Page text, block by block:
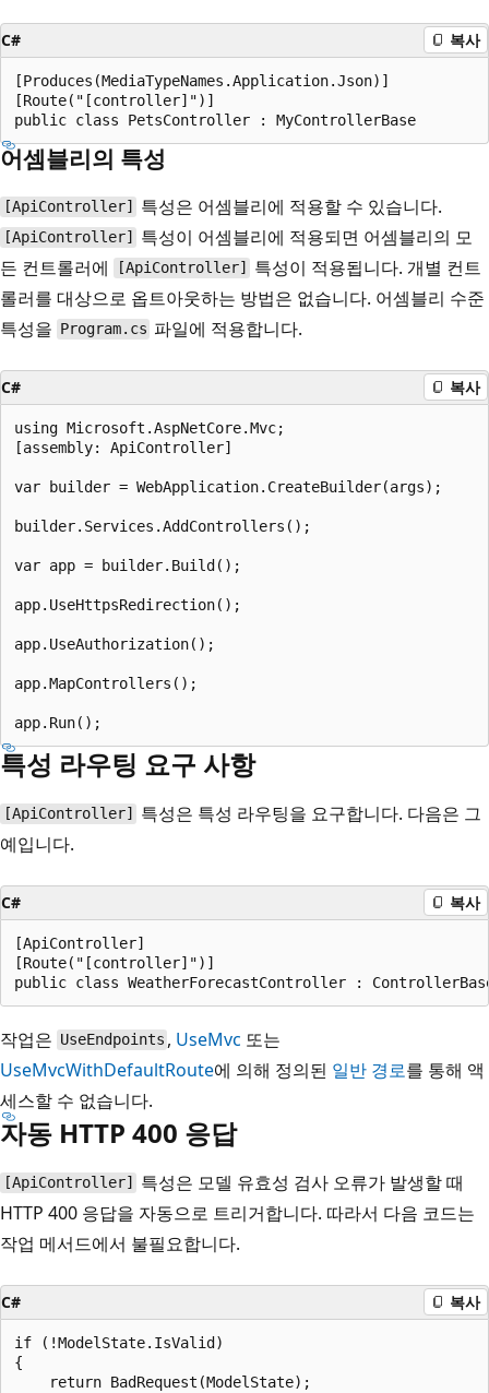
C# 복사
[Produces(MediaTypeNames.Application.Json)]
[Route("[controller]")]
어셈블리의 특성
[ApiController] 특성은 어셈블리에 적용할 수 있습니다.
[ApiController]
특성이 어셈블리에 적용되면 어셈블리의 모
든 컨트롤러에
[ApiController]
특성이 적용됩니다. 개별 컨트
롤러를 대상으로 옵트아웃하는 방법은 없습니다. 어셈블리 수준
특성을 Program.cs 파일에 적용합니다.
C# 복사
using Microsoft.AspNetCore.Mvc;
[assembly: ApiController]
var builder = WebApplication.CreateBuilder(args);
builder.Services.AddControllers();
var app = builder.Build();
app.UseHttpsRedirection();
app.UseAuthorization();
app.MapControllers();
특성 라우팅 요구 사항
[ApiController]
특성은 특성 라우팅을 요구합니다. 다음은 그
예입니다.
C# 복사
[ApiController]
[Route("[controller]")]
작업은 UseEndpoints , UseMvc 또는
UseMvcWithDefaultRoute에 의해 정의된 일반 경로를 통해 액
세스할 수 없습니다.
자동 HTTP 400 응답
[ApiController]
특성은 모델 유효성 검사 오류가 발생할 때
HTTP 400 응답을 자동으로 트리거합니다. 따라서 다음 코드는
작업 메서드에서 불필요합니다.
C# 복사
if (!ModelState.IsValid)
{
    return BadRequest(ModelState);